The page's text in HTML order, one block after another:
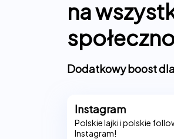
na
Dodatkowy boost
Instagram
Polskie lajki i polskie
Instagram!